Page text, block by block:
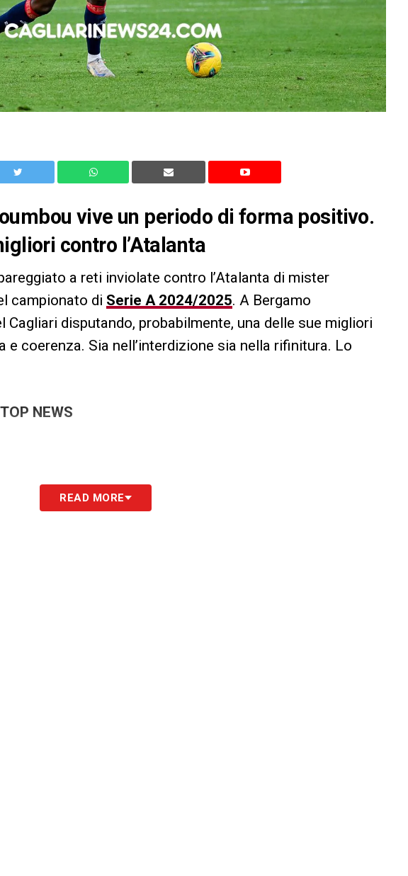
vive un periodo di forma positivo.
contro l’Atalanta
a reti inviolate contro l’Atalanta di mister
campionato di Serie A 2024/2025. A Bergamo
Cagliari disputando, probabilmente, una delle sue migliori
coerenza. Sia nell’interdizione sia nella rifinitura. Lo
NEWS
READ MORE